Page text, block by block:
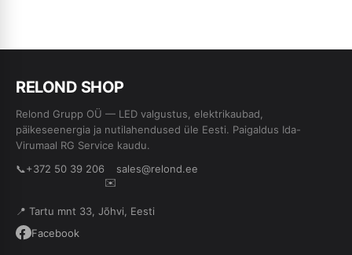
RELOND SHOP
Relond Grupp OÜ — LED valgustus, elektrikaubad,
päikeseenergia ja nutilahendused üle Eesti. Paigaldus Ida-
Virumaal RG Service kaudu.
📞+372 50 39 206
✉️
sales@relond.ee
📍 Tartu mnt 33, Jõhvi, Eesti
Facebook